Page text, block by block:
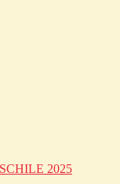
2025